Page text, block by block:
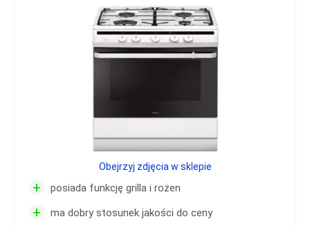
+ posiada funkcję grilla i rożen
+ ma dobry stosunek jakości do ceny
Obejrzyj zdjęcia w sklepie